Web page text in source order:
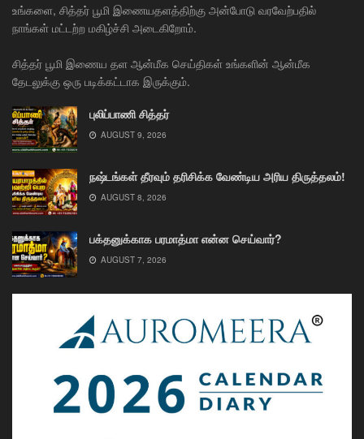
உங்களை, சித்தர் பூமி இணையதளத்திற்கு அன்போடு வரவேற்பதில்
நாங்கள் மட்டற்ற மகிழ்ச்சி அடைகிறோம்.
சித்தர் பூமி இணைய தள ஆன்மீக செய்திகள் உங்களின் ஆன்மீக
தேடலுக்கு ஒரு படிக்கட்டாக இருக்கும்.
புலிப்பாணி சித்தர்
AUGUST 9, 2026
நஷ்டங்கள் தீரவும் தரிசிக்க வேண்டிய அரிய திருத்தலம்!
AUGUST 8, 2026
பக்தனுக்காக பரமாத்மா என்ன செய்வார்?
AUGUST 7, 2026